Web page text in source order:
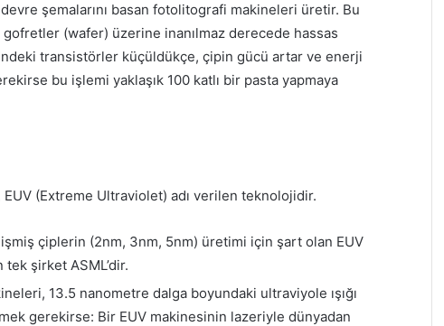
şemalarını basan fotolitografi makineleri üretir. Bu
(wafer) üzerine inanılmaz derecede hassas
transistörler küçüldükçe, çipin gücü artar ve enerji
bu işlemi yaklaşık 100 katlı bir pasta yapmaya
EUV (Extreme Ultraviolet) adı verilen teknolojidir.
çiplerin (2nm, 3nm, 5nm) üretimi için şart olan EUV
şirket ASML’dir.
13.5 nanometre dalga boyundaki ultraviyole ışığı
gerekirse: Bir EUV makinesinin lazeriyle dünyadan